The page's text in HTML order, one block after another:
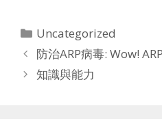
Categories
Uncategorized
防治ARP病毒: Wow!
知識與能力